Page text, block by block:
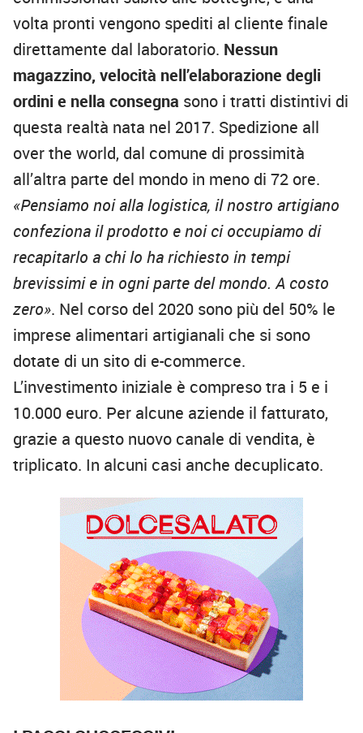
volta pronti vengono spediti al cliente finale
direttamente dal laboratorio. Nessun
magazzino, velocità nell’elaborazione degli
ordini e nella consegna sono i tratti distintivi di
questa realtà nata nel 2017. Spedizione all
over the world, dal comune di prossimità
all’altra parte del mondo in meno di 72 ore.
«Pensiamo noi alla logistica, il nostro artigiano
confeziona il prodotto e noi ci occupiamo di
recapitarlo a chi lo ha richiesto in tempi
brevissimi e in ogni parte del mondo. A costo
zero». Nel corso del 2020 sono più del 50% le
imprese alimentari artigianali che si sono
dotate di un sito di e-commerce.
L’investimento iniziale è compreso tra i 5 e i
10.000 euro. Per alcune aziende il fatturato,
grazie a questo nuovo canale di vendita, è
triplicato. In alcuni casi anche decuplicato.